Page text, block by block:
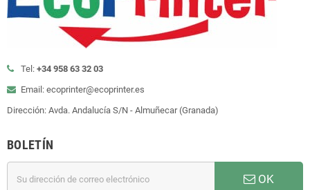
Tel: +34 958 63 32 03
Email: ecoprinter@ecoprinter.es
Dirección: Avda. Andalucía S/N - Almuñecar (Granada)
BOLETÍN
OK